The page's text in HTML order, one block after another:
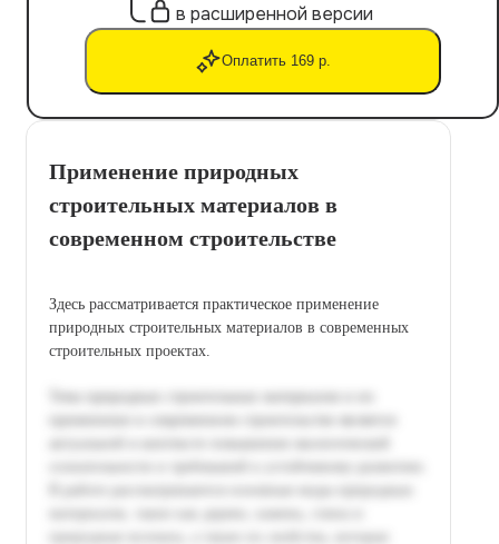
в расширенной версии
Оплатить 169 р.
Применение природных
строительных материалов в
современном строительстве
Здесь рассматривается практическое применение
природных строительных материалов в современных
строительных проектах.